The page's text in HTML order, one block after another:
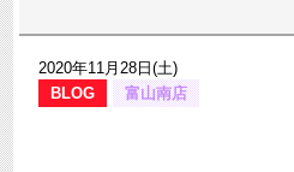
2020年11月28日(土)
BLOG
富山南店